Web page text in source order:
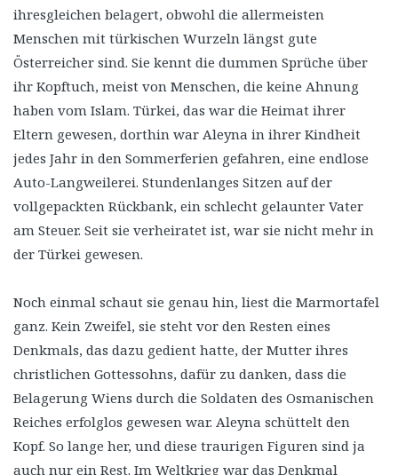
ihresgleichen belagert, obwohl die allermeisten
Menschen mit türkischen Wurzeln längst gute
Österreicher sind. Sie kennt die dummen Sprüche über
ihr Kopftuch, meist von Menschen, die keine Ahnung
haben vom Islam. Türkei, das war die Heimat ihrer
Eltern gewesen, dorthin war Aleyna in ihrer Kindheit
jedes Jahr in den Sommerferien gefahren, eine endlose
Auto-Langweilerei. Stundenlanges Sitzen auf der
vollgepackten Rückbank, ein schlecht gelaunter Vater
am Steuer. Seit sie verheiratet ist, war sie nicht mehr in
der Türkei gewesen.
Noch einmal schaut sie genau hin, liest die Marmortafel
ganz. Kein Zweifel, sie steht vor den Resten eines
Denkmals, das dazu gedient hatte, der Mutter ihres
christlichen Gottessohns, dafür zu danken, dass die
Belagerung Wiens durch die Soldaten des Osmanischen
Reiches erfolglos gewesen war. Aleyna schüttelt den
Kopf. So lange her, und diese traurigen Figuren sind ja
auch nur ein Rest. Im Weltkrieg war das Denkmal